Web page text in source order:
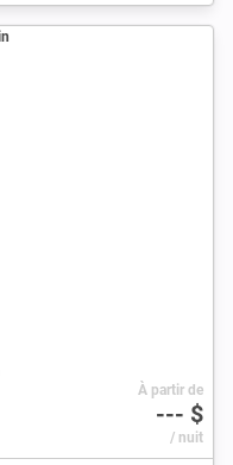
À partir de
--- $
/ nuit